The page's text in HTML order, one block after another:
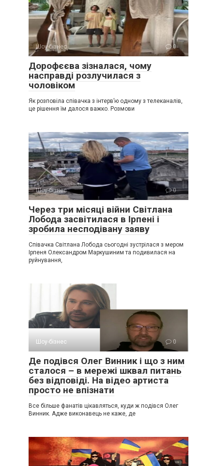
Шоу-бізнес 0
Дорофєєва зізналася, чому
насправді розлучилася з
чоловіком
Як розповіла співачка з інтерв’ю одному з телеканалів,
це рішення їм далося важко. Розмови
Шоу-бізнес 0
Через три місяці війни Світлана
Лобода засвітилася в Ірпені і
зробила несподівану заяву
Співачка Світлана Лобода сьогодні зустрілася з мером
Ірпеня Олександром Маркушиним та подивилася на
руйнування,
Шоу-бізнес 0
Де подівся Олег Винник і що з ним
сталося – в мережі шквал питань
без відповіді. На відео артиста
просто не впізнати
Все більше фанатів цікавляться, куди ж подівся Олег
Винник. Адже виконавець не каже, де